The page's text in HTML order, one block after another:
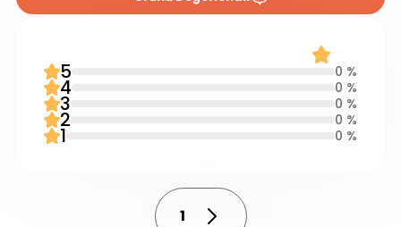
1
5 0 %
4 0 %
3 0 %
2 0 %
1 0 %